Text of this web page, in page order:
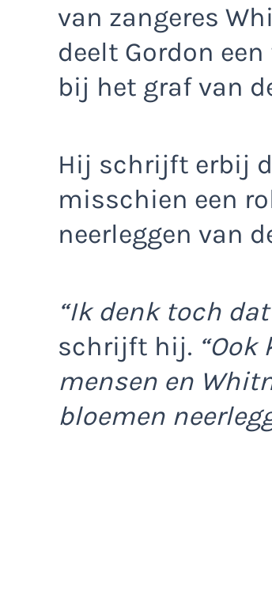
van zangeres
deelt Gordon
bij het graf van
Hij schrijft erbij
misschien een
neerleggen van
“Ik denk toch
schrijft hij. “Ook
mensen en
bloemen